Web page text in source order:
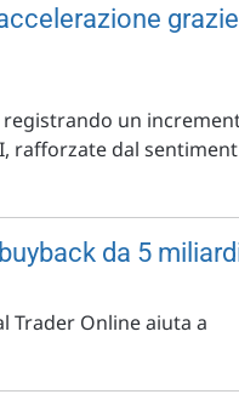
grazie
registrando un
rafforzate dal sentiment
da 5
Trader Online aiuta a